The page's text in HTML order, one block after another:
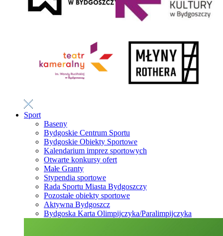
Sport
Baseny
Bydgoskie Centrum Sportu
Bydgoskie Obiekty Sportowe
Kalendarium imprez sportowych
Otwarte konkursy ofert
Małe Granty
Stypendia sportowe
Rada Sportu Miasta Bydgoszczy
Pozostałe obiekty sportowe
Aktywna Bydgoszcz
Bydgoska Karta Olimpijczyka/Paralimpijczyka